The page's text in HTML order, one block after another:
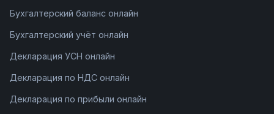
Бухгалтерский баланс онлайн
Бухгалтерский учёт онлайн
Декларация УСН онлайн
Декларация по НДС онлайн
Декларация по прибыли онлайн